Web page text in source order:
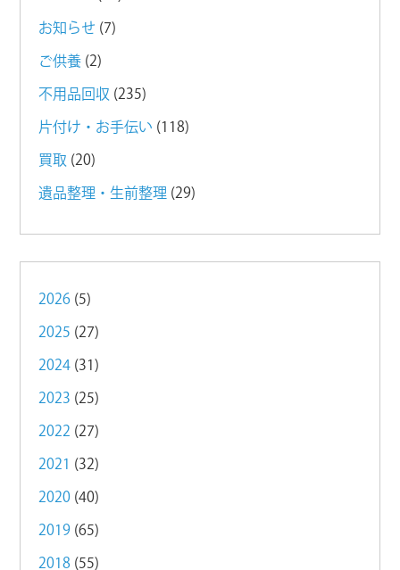
お知らせ (7)
ご供養 (2)
不用品回収 (235)
片付け・お手伝い (118)
買取 (20)
遺品整理・生前整理 (29)
2026 (5)
2025 (27)
2024 (31)
2023 (25)
2022 (27)
2021 (32)
2020 (40)
2019 (65)
2018 (55)